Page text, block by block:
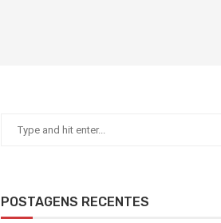
POSTAGENS RECENTES